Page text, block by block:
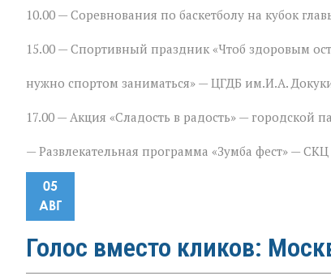
10.00 — Соревнования по баскетболу на кубок
15.00 — Спортивный праздник «Чтоб здоровым
нужно спортом заниматься» — ЦГДБ им.И.А.
17.00 — Акция «Сладость в радость» — городской
— Развлекательная программа «Зумба фест» —
05
АВГ
Голос вместо кликов: